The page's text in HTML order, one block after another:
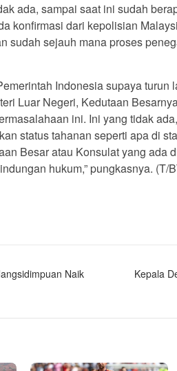
ada, sampai saat ini sudah
konfirmasi dari kepolisian
sudah sejauh mana proses
Indonesia supaya turun
Luar Negeri, Kedutaan
ini. Ini yang tidak
status tahanan seperti apa di
Besar atau Konsulat yang ada
hukum,” pungkasnya. (T/
Naik
Kepala